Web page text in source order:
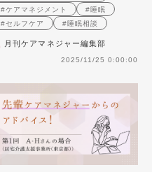
#ケアマネジメント
#睡眠
#セルフケア
#睡眠相談
月刊ケアマネジャー編集部
2025/11/25 0:00:00